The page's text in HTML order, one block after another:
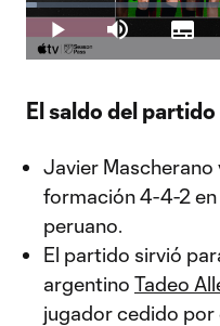
Play Mute
Loaded:
2.38%
El saldo del
Javier Mascherano
formación 4-4-2
peruano.
El partido sirvió
argentino Tadeo
jugador cedido por